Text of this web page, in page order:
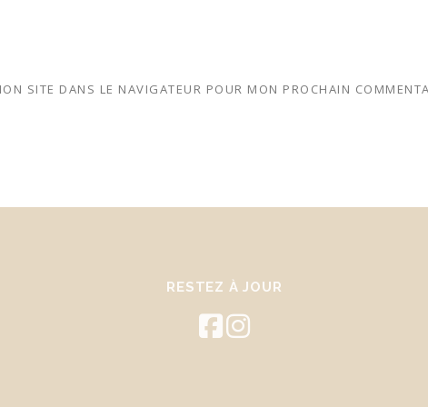
SITE DANS LE NAVIGATEUR POUR MON PROCHAIN
RESTEZ À JOUR